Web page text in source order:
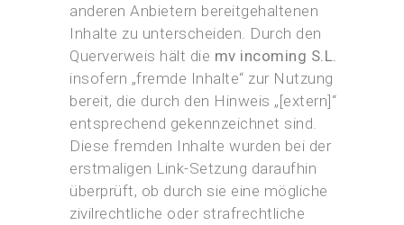
anderen Anbietern bereitgehaltenen
Inhalte zu unterscheiden. Durch den
Querverweis hält die mv incoming S.L.
insofern „fremde Inhalte“ zur Nutzung
bereit, die durch den Hinweis „[extern]“
entsprechend gekennzeichnet sind.
Diese fremden Inhalte wurden bei der
erstmaligen Link-Setzung daraufhin
überprüft, ob durch sie eine mögliche
zivilrechtliche oder strafrechtliche